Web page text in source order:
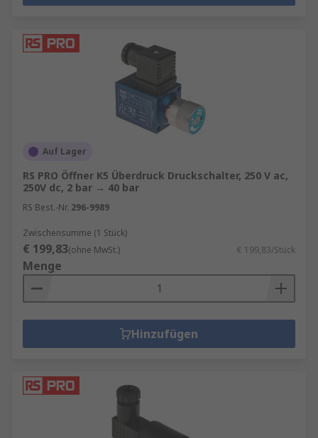
Auf Lager
RS PRO Öffner K5 Überdruck Druckschalter, 250 V ac,
250V dc, 2 bar → 40 bar
RS Best.-Nr. 296-9989
Zwischensumme (1 Stück)
€ 199,83(ohne MwSt.) € 199,83/Stück
Menge
Hinzufügen